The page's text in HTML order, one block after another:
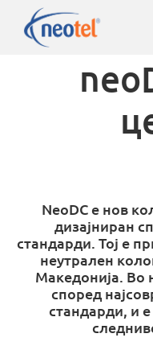
Privatë Biznes
INTERNET
TELEVIZION
NeoDC е нов
дизајниран
стандарди. Toj е
неутрален
Македонија. Во
според
стандарди, и